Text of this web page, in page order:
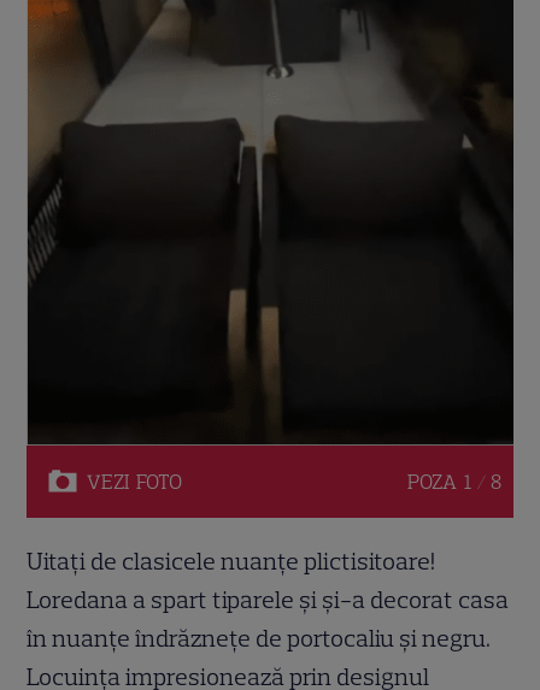
VEZI FOTO POZA 1 / 8
Uitați de clasicele nuanțe plictisitoare!
Loredana a spart tiparele și și-a decorat casa
în nuanțe îndrăznețe de portocaliu și negru.
Locuința impresionează prin designul